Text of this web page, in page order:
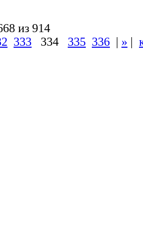
из 914
333 334 335 336 »